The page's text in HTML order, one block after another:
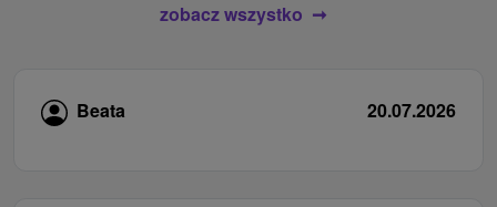
zobacz wszystko
Beata 20.07.2026